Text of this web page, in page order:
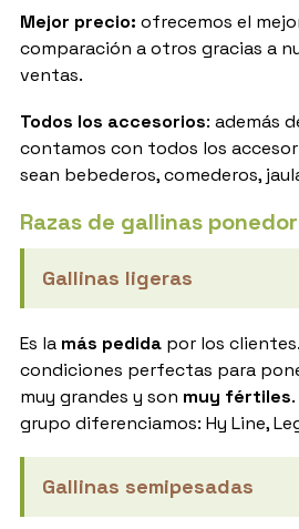
Mejor precio: ofrecemos el
comparación a otros gracias a
ventas.
Todos los accesorios: además
contamos con todos los
sean bebederos, comederos,
Razas de gallinas
Gallinas ligeras
Es la más pedida por los
condiciones perfectas para
muy grandes y son muy fértiles
grupo diferenciamos: Hy Line,
Gallinas semipesadas